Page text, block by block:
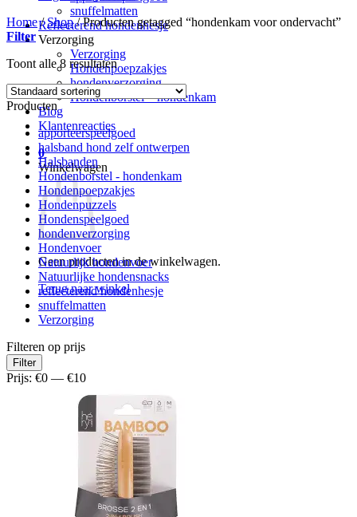
snuffelmatten
Reflecterend hondenhesje
Verzorging
Verzorging
Hondenpoepzakjes
hondenverzorging
Hondenborstel – hondenkam
Blog
Klantenreacties
0
Winkelwagen
Geen producten in de winkelwagen.
Terug naar winkel
Home / Shop /Producten getagged “hondenkam voor ondervacht”
Filter
Toont alle 8 resultaten
Producten
apporteerspeelgoed
halsband hond zelf ontwerpen
Halsbanden
Hondenborstel - hondenkam
Hondenpoepzakjes
Hondenpuzzels
Hondenspeelgoed
hondenverzorging
Hondenvoer
Natuurlijk hondenvoer
Natuurlijke hondensnacks
reflecterend hondenhesje
snuffelmatten
Verzorging
Filteren op prijs
Min.
prijs
Max.
prijs
Filter
Prijs: €0 — €10